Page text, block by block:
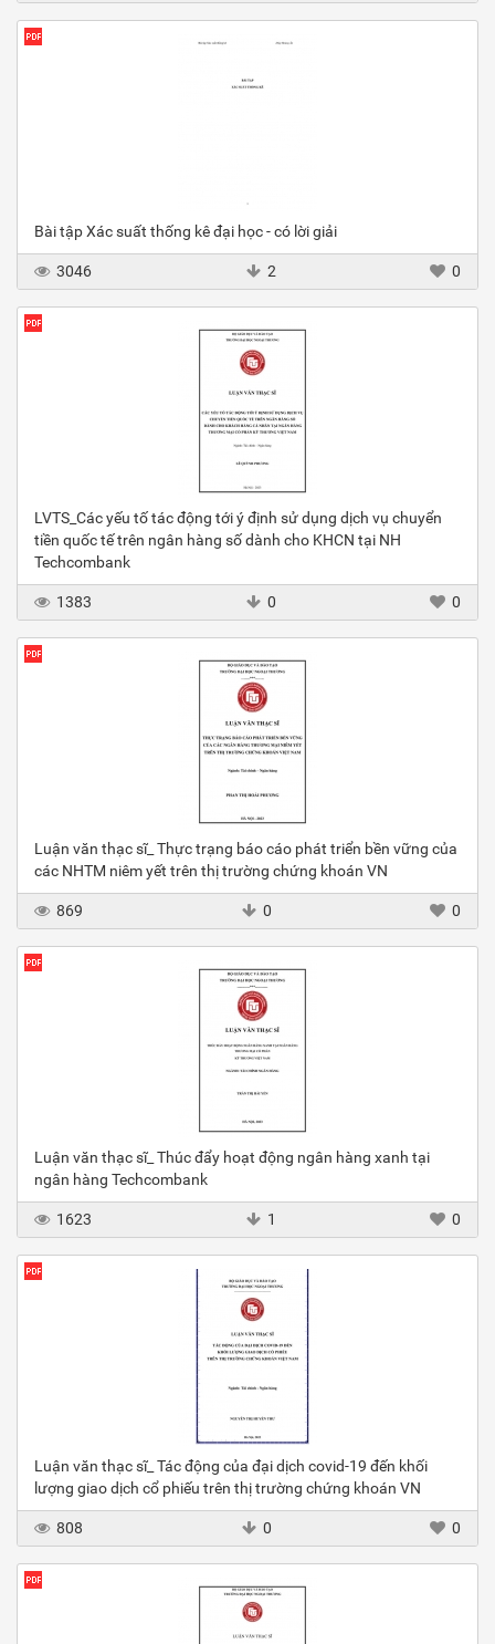
Bài tập Xác suất thống kê đại học - có lời giải
3046 2 0
LVTS_Các yếu tố tác động tới ý định sử dụng dịch vụ chuyển
tiền quốc tế trên ngân hàng số dành cho KHCN tại NH
Techcombank
1383 0 0
Luận văn thạc sĩ_ Thực trạng báo cáo phát triển bền vững của
các NHTM niêm yết trên thị trường chứng khoán VN
869 0 0
Luận văn thạc sĩ_ Thúc đẩy hoạt động ngân hàng xanh tại
ngân hàng Techcombank
1623 1 0
Luận văn thạc sĩ_ Tác động của đại dịch covid-19 đến khối
lượng giao dịch cổ phiếu trên thị trường chứng khoán VN
808 0 0